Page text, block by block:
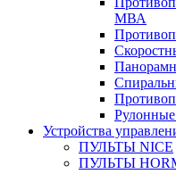
МВА
Рулонные
Устройства
ПУЛЬТЫ NICE
ПУЛЬТЫ